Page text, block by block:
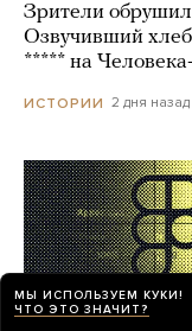
Зрители
Озвучивший
***** на
ИСТОРИИ 2 дня назад
МЫ ИСПОЛЬЗУЕМ КУКИ!
ЧТО ЭТО ЗНАЧИТ?